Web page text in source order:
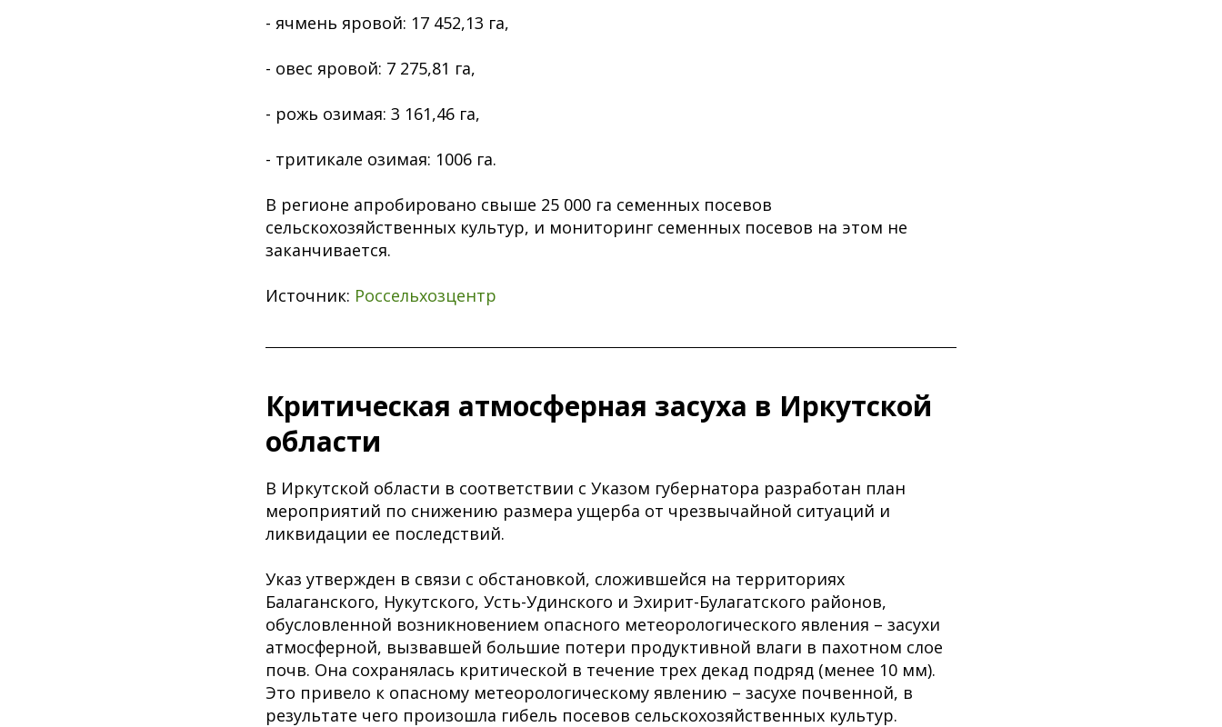
- ячмень яровой: 17 452,13 га,
- овес яровой: 7 275,81 га,
- рожь озимая: 3 161,46 га,
- тритикале озимая: 1006 га.
В регионе апробировано свыше 25 000 га семенных посевов
сельскохозяйственных культур, и мониторинг семенных посевов на этом не
заканчивается.
Источник: Россельхозцентр
Критическая атмосферная засуха в Иркутской
области
В Иркутской области в соответствии с Указом губернатора разработан план
мероприятий по снижению размера ущерба от чрезвычайной ситуаций и
ликвидации ее последствий.
Указ утвержден в связи с обстановкой, сложившейся на территориях
Балаганского, Нукутского, Усть-Удинского и Эхирит-Булагатского районов,
обусловленной возникновением опасного метеорологического явления – засухи
атмосферной, вызвавшей большие потери продуктивной влаги в пахотном слое
почв. Она сохранялась критической в течение трех декад подряд (менее 10 мм).
Это привело к опасному метеорологическому явлению – засухе почвенной, в
результате чего произошла гибель посевов сельскохозяйственных культур.